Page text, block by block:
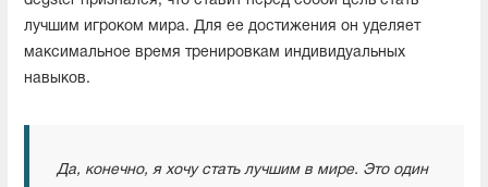
лучшим игроком мира. Для ее достижения он уделяет
максимальное время тренировкам индивидуальных
навыков.
Да, конечно, я хочу стать лучшим в мире. Это один